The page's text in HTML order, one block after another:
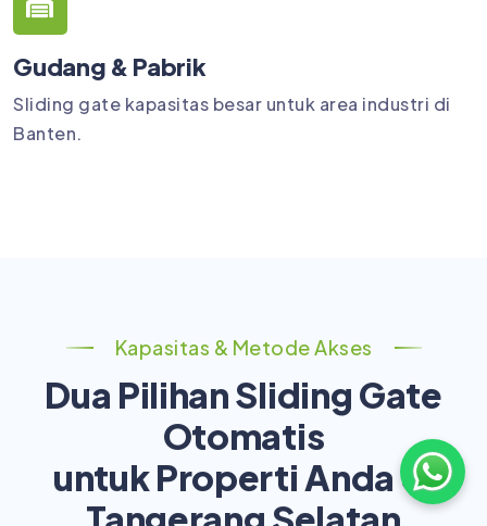
Gudang & Pabrik
Sliding gate kapasitas besar untuk area industri di
Banten.
Kapasitas & Metode Akses
Dua Pilihan Sliding Gate
Otomatis
untuk Properti Anda di